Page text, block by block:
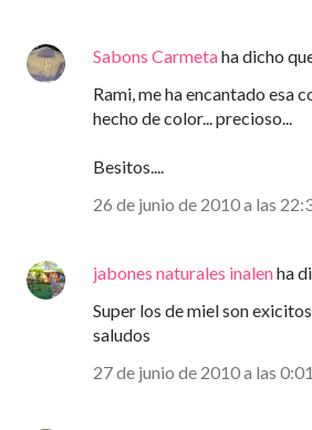
Sabons Carmetaha dicho
Rami, me ha encantado esa
hecho de color... precioso...
Besitos....
26 de junio de 2010 a las
jabones naturales inalenha
Super los de miel son
saludos
27 de junio de 2010 a las 0:01